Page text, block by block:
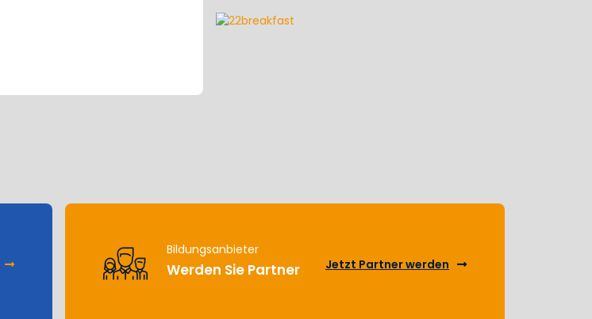
Bildungsanbieter
Werden Sie Partner Jetzt Partner werden